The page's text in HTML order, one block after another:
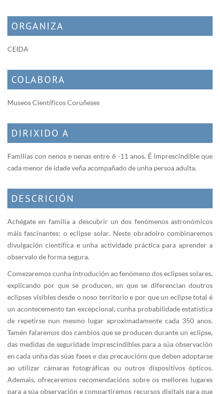
ORGANIZA
CEIDA
COLABORA
Museos Científicos Coruñeses
DIRIXIDO A
Familias con nenos e nenas entre 6 -11 anos. É imprescindible que
cada menor de idade veña acompañado de unha persoa adulta.
DESCRICIÓN
Achégate en familia a descubrir un dos fenómenos astronómicos
máis fascinantes: o eclipse solar. Neste obradoiro combinaremos
divulgación científica e unha actividade práctica para aprender a
observalo de forma segura.
Comezaremos cunha introdución ao fenómeno dos eclipses solares,
explicando por que se producen, en que se diferencian doutros
eclipses visibles desde o noso territorio e por que un eclipse total é
un acontecemento tan excepcional, cunha probabilidade estatística
de repetirse nun mesmo lugar aproximadamente cada 350 anos.
Tamén falaremos dos cambios que se producen durante un eclipse,
das medidas de seguridade imprescindibles para a súa observación
en cada unha das súas fases e das precaucións que deben adoptarse
ao utilizar cámaras fotográficas ou outros dispositivos ópticos.
Ademais, ofreceremos recomendacións sobre os mellores lugares
para a súa observación e compartiremos recursos dixitais para que